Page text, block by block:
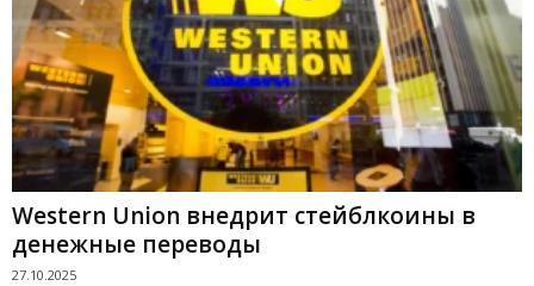
Western Union внедрит стейблкоины в
денежные переводы
27.10.2025